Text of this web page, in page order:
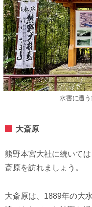
水害に遭
大斎原
熊野本宮大社に続いて
斎原を訪れましょう。
大斎原は、1889年の大